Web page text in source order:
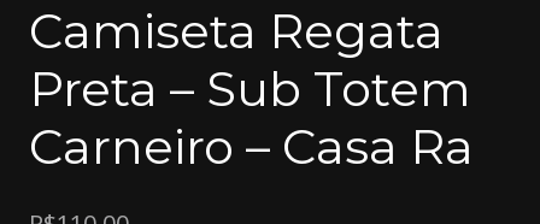
Camiseta Regata
Preta – Sub Totem
Carneiro – Casa Ra